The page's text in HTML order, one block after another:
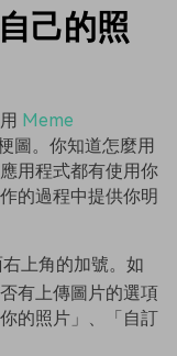
己的照
Meme
圖。你知道怎麼用
用程式都有使用你
的過程中提供你明
上角的加號。如
有上傳圖片的選項
的照片」、「自訂